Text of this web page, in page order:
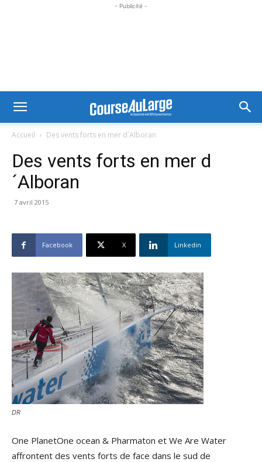
- Publicité -
Accueil Des vents forts en mer d´Alboran
Des vents forts en mer d
´Alboran
7 avril 2015
Facebook X Linkedin
DR
One PlanetOne ocean & Pharmaton et We Are Water
affrontent des vents forts de face dans le sud de